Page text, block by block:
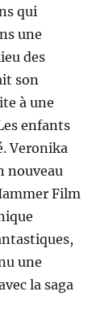
qui
une
des
son
à une
enfants
Veronika
nouveau
Film
une
la saga